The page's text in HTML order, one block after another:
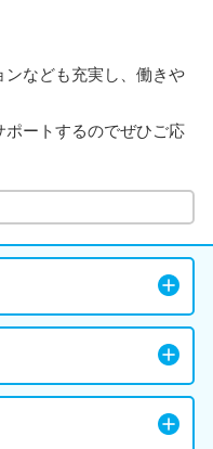
なども充実し、働きや
ートするのでぜひご応